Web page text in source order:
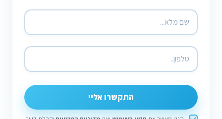
התקשרו אליי